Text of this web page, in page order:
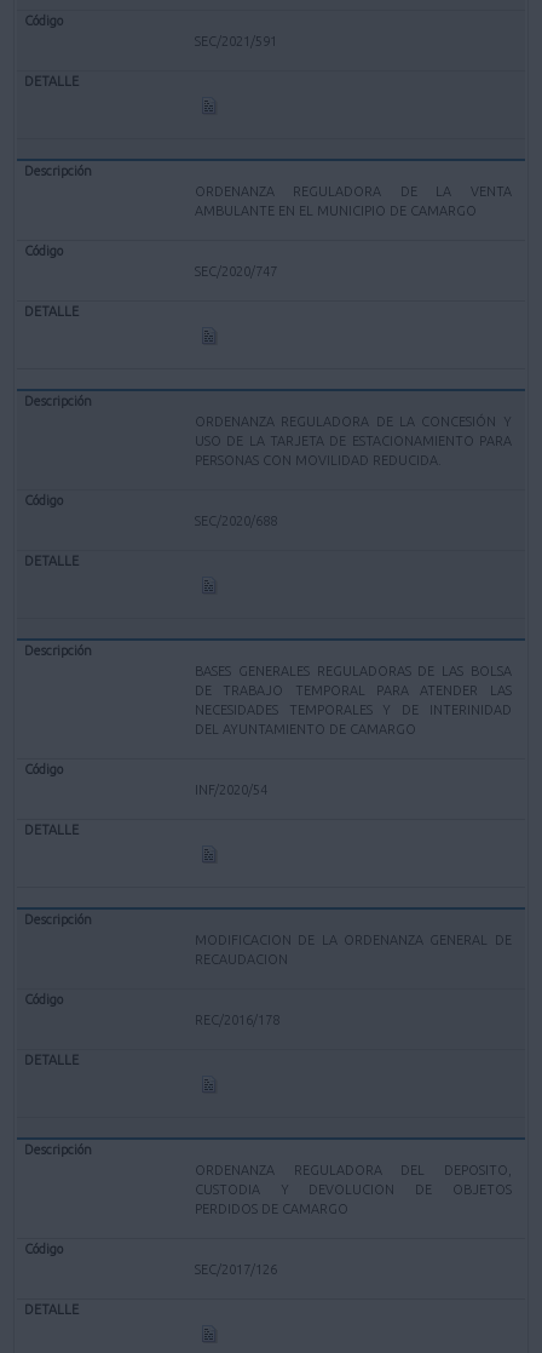
SEC/2021/591
ORDENANZA REGULADORA DE LA VENTA
AMBULANTE EN EL MUNICIPIO DE CAMARGO
SEC/2020/747
ORDENANZA REGULADORA DE LA CONCESIÓN Y
USO DE LA TARJETA DE ESTACIONAMIENTO PARA
PERSONAS CON MOVILIDAD REDUCIDA.
SEC/2020/688
BASES GENERALES REGULADORAS DE LAS BOLSA
DE TRABAJO TEMPORAL PARA ATENDER LAS
NECESIDADES TEMPORALES Y DE INTERINIDAD
DEL AYUNTAMIENTO DE CAMARGO
INF/2020/54
MODIFICACION DE LA ORDENANZA GENERAL DE
RECAUDACION
REC/2016/178
ORDENANZA REGULADORA DEL DEPOSITO,
CUSTODIA Y DEVOLUCION DE OBJETOS
PERDIDOS DE CAMARGO
SEC/2017/126